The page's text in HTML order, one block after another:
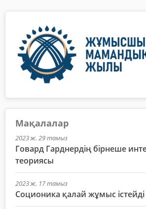
Мақалалар
2023 ж. 29 тамыз
Говард Гарднердің бірнеше
теориясы
2023 ж. 17 тамыз
Соционика қалай жұмыс істейді